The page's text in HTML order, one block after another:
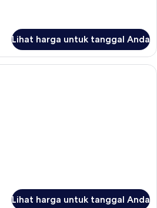
Lihat harga untuk tanggal Anda
Shower, pengering rambut, jubah
Lihat harga untuk tanggal Anda